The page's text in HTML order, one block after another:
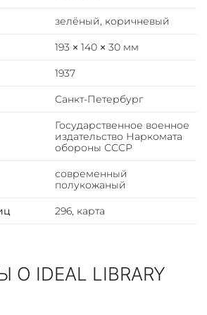
1917 г. был начальником
этой организации, а также
которую разведчики стремятся
скрыть от публики и которая
зелёный, коричневый
193 × 140 × 30 мм
1937
Санкт-Петербург
Государственное военное
издательство Наркомата
обороны СССР
современный
полукожаный
296, карта
IDEAL LIBRARY